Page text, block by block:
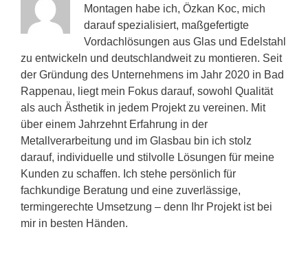
Montagen habe ich, Özkan Koc, mich
darauf spezialisiert, maßgefertigte
Vordachlösungen aus Glas und Edelstahl
zu entwickeln und deutschlandweit zu montieren. Seit
der Gründung des Unternehmens im Jahr 2020 in Bad
Rappenau, liegt mein Fokus darauf, sowohl Qualität
als auch Ästhetik in jedem Projekt zu vereinen. Mit
über einem Jahrzehnt Erfahrung in der
Metallverarbeitung und im Glasbau bin ich stolz
darauf, individuelle und stilvolle Lösungen für meine
Kunden zu schaffen. Ich stehe persönlich für
fachkundige Beratung und eine zuverlässige,
termingerechte Umsetzung – denn Ihr Projekt ist bei
mir in besten Händen.